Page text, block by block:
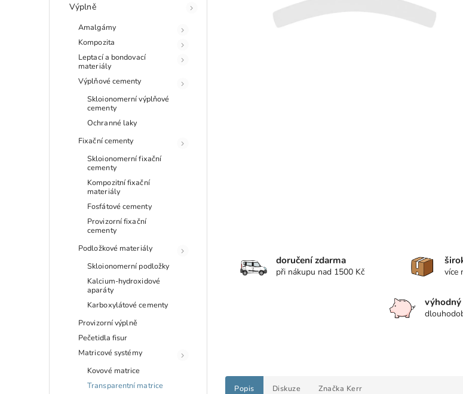
Výplně
Amalgámy
Kompozita
Leptací a bondovací
materiály
Výplňové cementy
Skloionomerní výplňové
cementy
Ochranné laky
Fixační cementy
Skloionomerní fixační
cementy
Kompozitní fixační
materiály
Fosfátové cementy
Provizorní fixační
cementy
Podložkové materiály
Skloionomerní podložky
Kalcium-hydroxidové
aparáty
Karboxylátové cementy
Provizorní výplně
Pečetidla fisur
Matricové systémy
Kovové matrice
Transparentní matrice
doručení zdarma
při nákupu nad 1500 Kč více
Popis Diskuze Značka Kerr